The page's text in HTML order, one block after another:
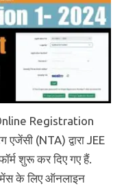
Registration
(NTA) द्वारा JEE
शुरू कर दिए गए हैं.
के लिए ऑनलाइन